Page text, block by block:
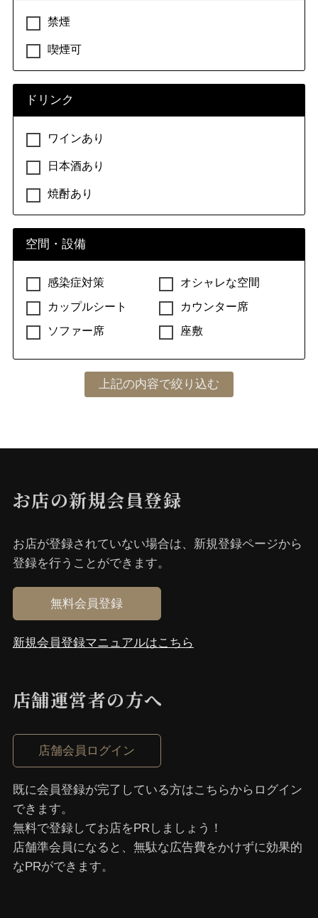
禁煙
喫煙可
ドリンク
ワインあり
日本酒あり
焼酎あり
空間・設備
感染症対策
オシャレな空間
カップルシート
カウンター席
ソファー席
座敷
お店の新規会員登録
お店が登録されていない場合は、新規登録ページから
登録を⾏うことができます。
無料会員登録
新規会員登録マニュアルはこちら
店舗運営者の⽅へ
店舗会員ログイン
既に会員登録が完了している⽅はこちらからログイン
できます。
無料で登録してお店をPRしましょう！
店舗準会員になると、無駄な広告費をかけずに効果的
なPRができます。